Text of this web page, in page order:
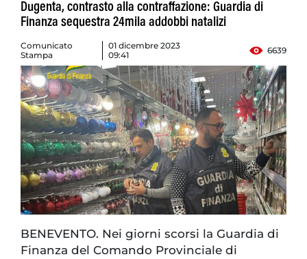
Dugenta, contrasto alla contraffazione: Guardia di
Finanza sequestra 24mila addobbi natalizi
Comunicato
Stampa
01 dicembre 2023
09:41
6639
BENEVENTO. Nei giorni scorsi la Guardia di
Finanza del Comando Provinciale di